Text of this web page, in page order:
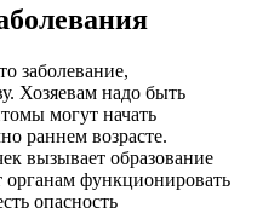
заболевание,
Хозяевам надо быть
могут начать
раннем возрасте.
вызывает образование
органам функционировать
опасность